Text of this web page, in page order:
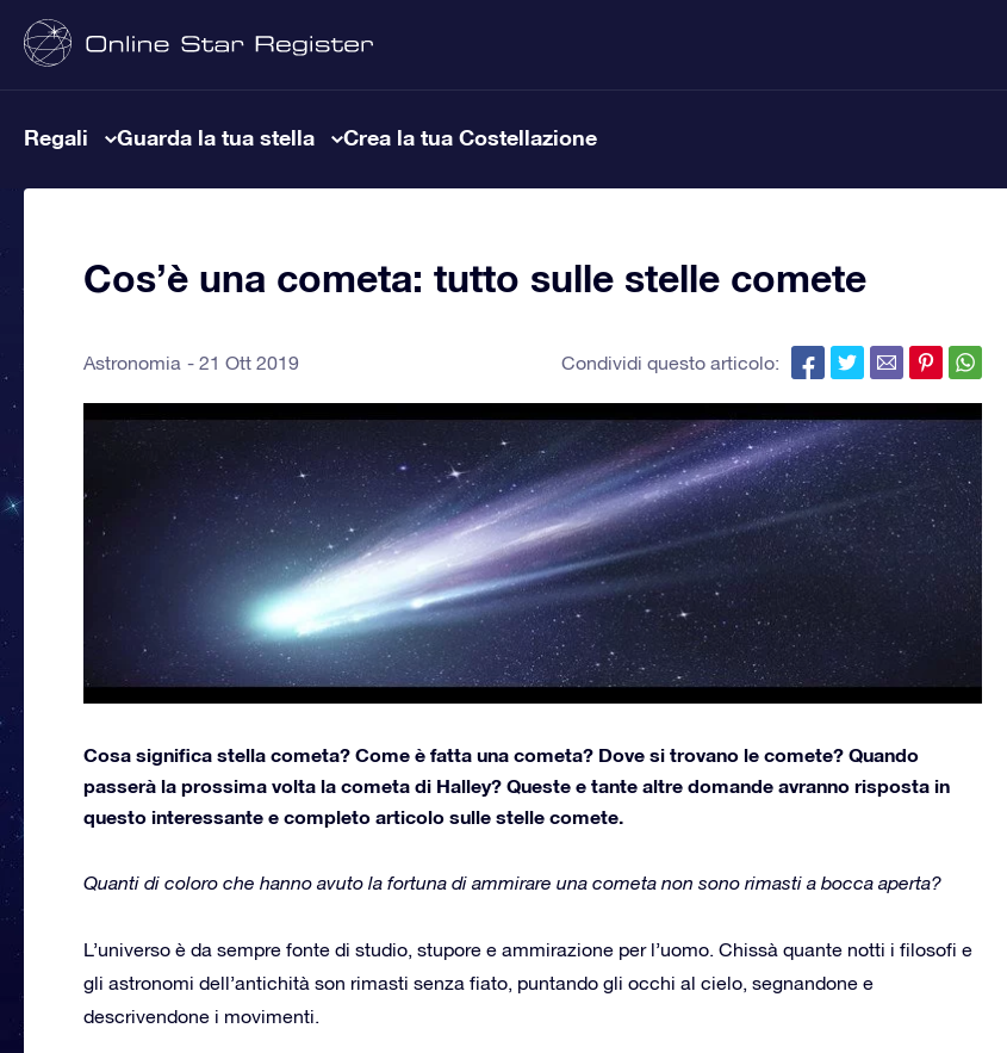
Regali Guarda la tua stella Crea la tua Costellazione
Cos’è una cometa: tutto sulle stelle comete
Astronomia 21 Ott 2019 Condividi questo articolo:
Cosa significa stella cometa? Come è fatta una cometa? Dove si trovano le comete? Quando
passerà la prossima volta la cometa di Halley? Queste e tante altre domande avranno risposta in
questo interessante e completo articolo sulle stelle comete.
Quanti di coloro che hanno avuto la fortuna di ammirare una cometa non sono rimasti a bocca aperta?
L’universo è da sempre fonte di studio, stupore e ammirazione per l’uomo. Chissà quante notti i filosofi e
gli astronomi dell’antichità son rimasti senza fiato, puntando gli occhi al cielo, segnandone e
descrivendone i movimenti.